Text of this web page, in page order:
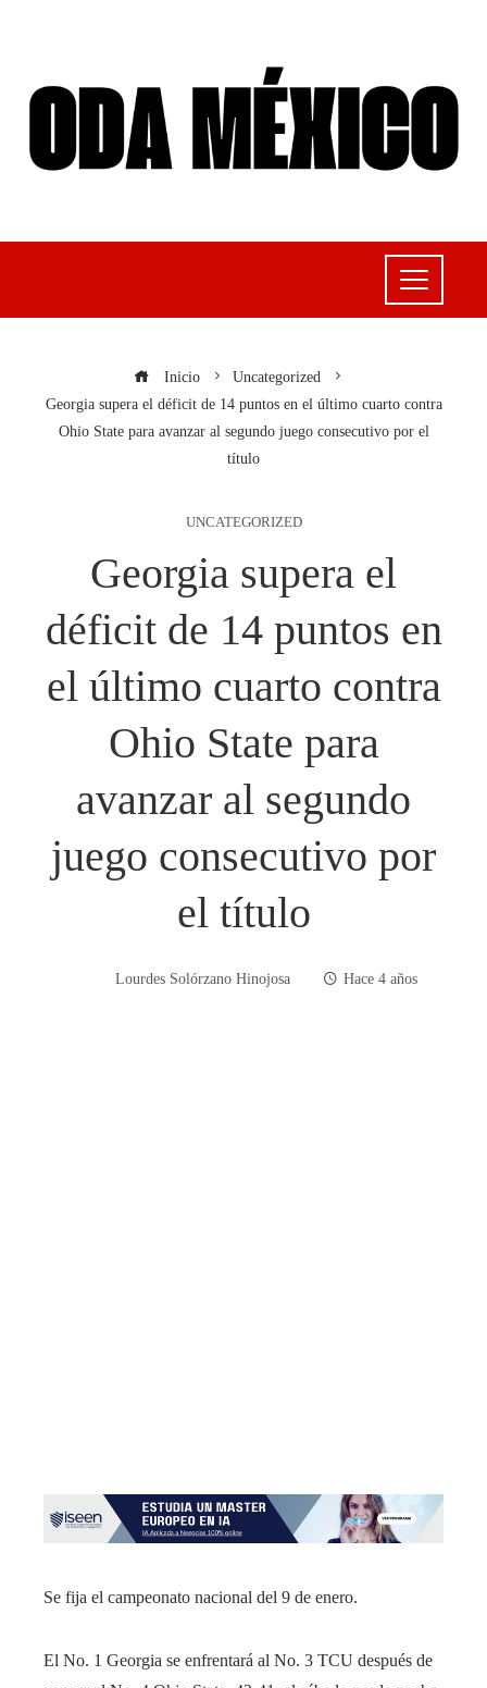
Inicio
Uncategorized
Georgia supera el déficit de 14 puntos en el último cuarto contra
Ohio State para avanzar al segundo juego consecutivo por el
título
UNCATEGORIZED
Georgia supera el
déficit de 14 puntos en
el último cuarto contra
Ohio State para
avanzar al segundo
juego consecutivo por
el título
Lourdes Solórzano Hinojosa Hace 4 años
Se fija el campeonato nacional del 9 de enero.
El No. 1 Georgia se enfrentará al No. 3 TCU después de